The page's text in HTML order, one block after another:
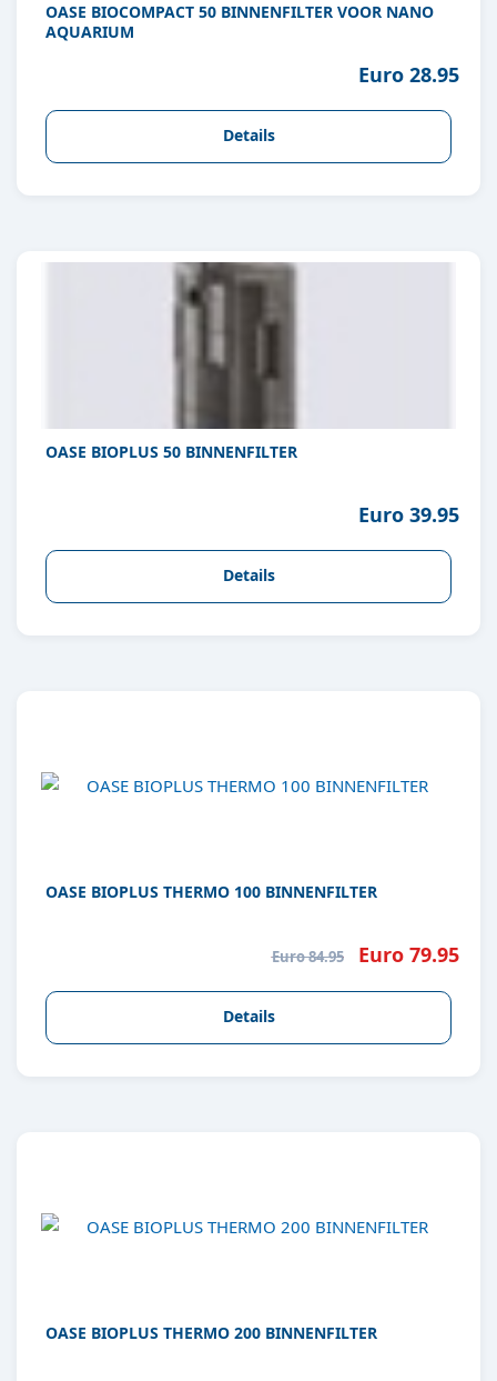
OASE BIOCOMPACT 50 BINNENFILTER VOOR NANO
AQUARIUM
Euro 28.95
Details
OASE BIOPLUS 50 BINNENFILTER
Euro 39.95
Details
OASE BIOPLUS THERMO 100 BINNENFILTER
Euro 84.95 Euro 79.95
Details
OASE BIOPLUS THERMO 200 BINNENFILTER